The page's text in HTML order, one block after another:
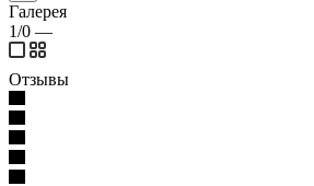
Галерея
1/0 —
Отзывы